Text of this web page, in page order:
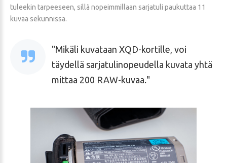
tuleekin tarpeeseen, sillä nopeimmillaan sarjatuli paukuttaa 11
kuvaa sekunnissa.
Mikäli kuvataan XQD-kortille, voi
täydellä sarjatulinopeudella kuvata yhtä
mittaa 200 RAW-kuvaa.